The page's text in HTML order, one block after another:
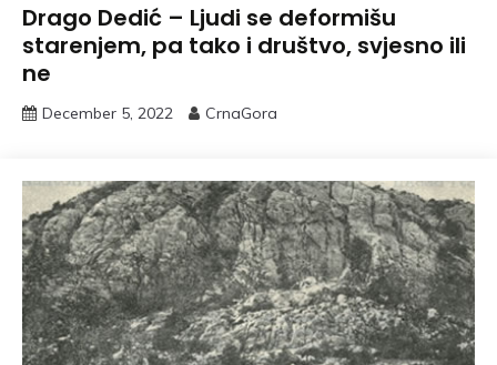
Drago Dedić – Ljudi se deformišu
starenjem, pa tako i društvo, svjesno ili
ne
December 5, 2022 CrnaGora